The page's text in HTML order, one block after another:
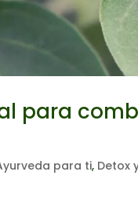
para
para ti, Detox